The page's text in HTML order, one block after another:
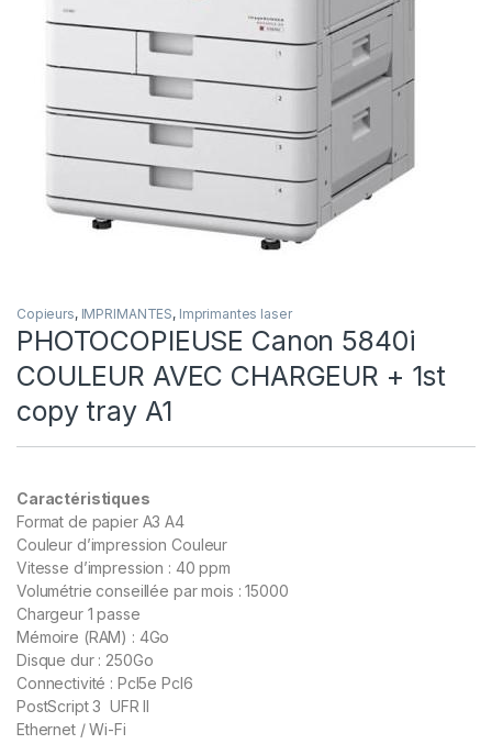
Copieurs, IMPRIMANTES, Imprimantes laser
PHOTOCOPIEUSE Canon 5840i
COULEUR AVEC CHARGEUR + 1st
copy tray A1
Caractéristiques
Format de papier A3 A4
Couleur d’impression Couleur
Vitesse d’impression : 40 ppm
Volumétrie conseillée par mois : 15000
Chargeur 1 passe
Mémoire (RAM) : 4Go
Disque dur : 250Go
Connectivité : Pcl5e Pcl6
PostScript 3 UFR II
Ethernet / Wi-Fi